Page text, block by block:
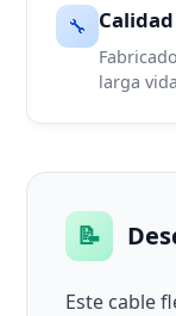
🔧
larga
📝
Este cable